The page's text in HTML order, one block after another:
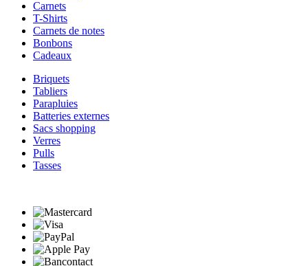
Carnets
T-Shirts
Carnets de notes
Bonbons
Cadeaux
Briquets
Tabliers
Parapluies
Batteries externes
Sacs shopping
Verres
Pulls
Tasses